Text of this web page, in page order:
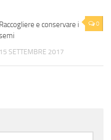
0
Raccogliere e conservare i
15 SETTEMBRE 2017